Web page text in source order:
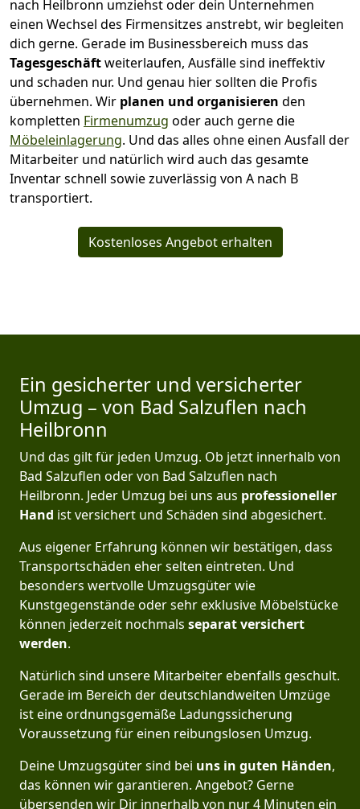
nach Heilbronn umziehst oder dein Unternehmen
einen Wechsel des Firmensitzes anstrebt, wir begleiten
dich gerne. Gerade im Businessbereich muss das
Tagesgeschäftweiterlaufen, Ausfälle sind ineffektiv
und schaden nur. Und genau hier sollten die Profis
übernehmen. Wir planen und organisieren den
kompletten Firmenumzug oder auch gerne die
Möbeleinlagerung. Und das alles ohne einen Ausfall der
Mitarbeiter und natürlich wird auch das gesamte
Inventar schnell sowie zuverlässig von A nach B
transportiert.
Kostenloses Angebot erhalten
Ein gesicherter und versicherter
Umzug – von Bad Salzuflen nach
Heilbronn
Und das gilt für jeden Umzug. Ob jetzt innerhalb von
Bad Salzuflen oder von Bad Salzuflen nach
Heilbronn. Jeder Umzug bei uns aus professioneller
Hand ist versichert und Schäden sind abgesichert.
Aus eigener Erfahrung können wir bestätigen, dass
Transportschäden eher selten eintreten. Und
besonders wertvolle Umzugsgüter wie
Kunstgegenstände oder sehr exklusive Möbelstücke
können jederzeit nochmals separat versichert
werden.
Natürlich sind unsere Mitarbeiter ebenfalls geschult.
Gerade im Bereich der deutschlandweiten Umzüge
ist eine ordnungsgemäße Ladungssicherung
Voraussetzung für einen reibungslosen Umzug.
Deine Umzugsgüter sind bei uns in guten Händen,
das können wir garantieren. Angebot? Gerne
übersenden wir Dir innerhalb von nur 4 Minuten ein